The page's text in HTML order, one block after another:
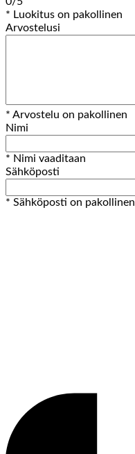
* Luokitus on pakollinen
Arvostelusi
* Arvostelu on pakollinen
Nimi
* Nimi vaaditaan
Sähköposti
* Sähköposti on pakollinen